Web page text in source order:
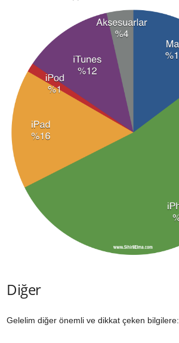
Diğer
Gelelim diğer önemli ve dikkat çeken bilgilere: